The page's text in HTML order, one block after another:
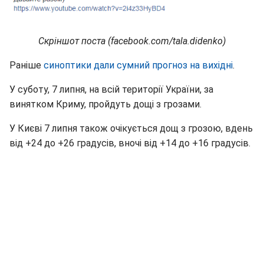
Скріншот поста (facebook.com/tala.didenko)
Раніше синоптики дали сумний прогноз на вихідні.
У суботу, 7 липня, на всій території України, за
винятком Криму, пройдуть дощі з грозами.
У Києві 7 липня також очікується дощ з грозою, вдень
від +24 до +26 градусів, вночі від +14 до +16 градусів.